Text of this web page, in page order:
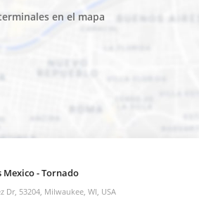
en el mapa
Mexico - Tornado
Dr, 53204, Milwaukee, WI, USA